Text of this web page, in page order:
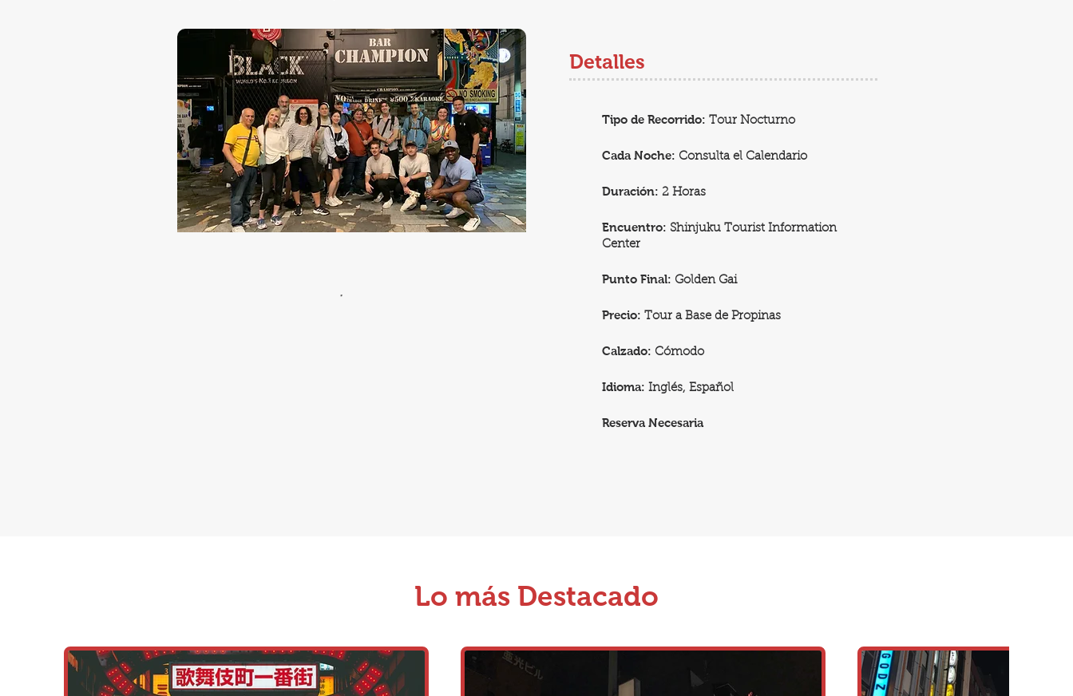
Detalles
Tipo de Recorrido: Tour Nocturno
Cada Noche: Consulta el Calendario
Duración: 2 Horas
Encuentro: Shinjuku Tourist Information
Center
Punto Final: Golden Gai
Precio: Tour a Base de Propinas
Calzado: Cómodo
Idioma: Inglés, Español
Reserva Necesaria
Lo más Destacado